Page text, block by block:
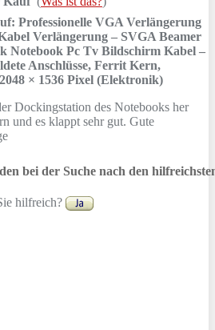
Professionelle VGA Verlängerung
Verlängerung – SVGA Beamer
Notebook Pc Tv Bildschirm Kabel –
Anschlüsse, Ferrit Kern,
× 1536 Pixel (Elektronik)
Dockingstation des Notebooks her
und es klappt sehr gut. Gute
bei der Suche nach den
hilfreich?